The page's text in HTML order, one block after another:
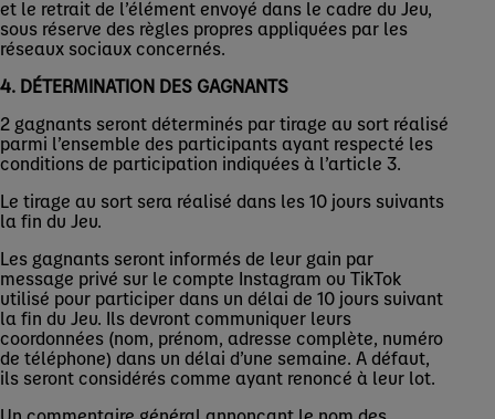
et le retrait de l’élément envoyé dans le cadre du Jeu,
sous réserve des règles propres appliquées par les
réseaux sociaux concernés.
4. DÉTERMINATION DES GAGNANTS
2 gagnants seront déterminés par tirage au sort réalisé
parmi l’ensemble des participants ayant respecté les
conditions de participation indiquées à l’article 3.
Le tirage au sort sera réalisé dans les 10 jours suivants
la fin du Jeu.
Les gagnants seront informés de leur gain par
message privé sur le compte Instagram ou TikTok
utilisé pour participer dans un délai de 10 jours suivant
la fin du Jeu. Ils devront communiquer leurs
coordonnées (nom, prénom, adresse complète, numéro
de téléphone) dans un délai d’une semaine. A défaut,
ils seront considérés comme ayant renoncé à leur lot.